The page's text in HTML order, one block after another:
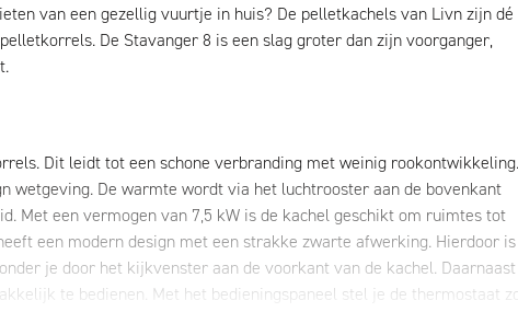
van een gezellig vuurtje in huis? De pelletkachels van Livn zijn dé
De Stavanger 8 is een slag groter dan zijn voorganger,
Dit leidt tot een schone verbranding met weinig rookontwikkeling.
wetgeving. De warmte wordt via het luchtrooster aan de bovenkant
Met een vermogen van 7,5 kW is de kachel geschikt om ruimtes tot
een modern design met een strakke zwarte afwerking. Hierdoor is
je door het kijkvenster aan de voorkant van de kachel. Daarnaast
te bedienen. Met het bedieningspaneel stel je de thermostaat